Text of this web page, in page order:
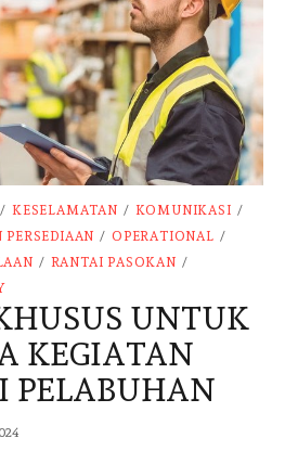
/ KESELAMATAN / KOMUNIKASI /
/ OPERATIONAL /
/ RANTAI PASOKAN /
UNTUK
KEGIATAN
PELABUHAN